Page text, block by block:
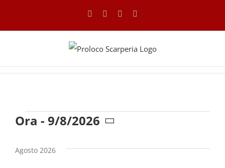
FacebookInstagramTripadvisor
Eventi
Ora - 9/8/2026
la
data.
Agosto 2026